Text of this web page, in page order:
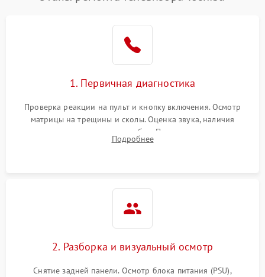
1. Первичная диагностика
Проверка реакции на пульт и кнопку включения. Осмотр
матрицы на трещины и сколы. Оценка звука, наличия
подсветки и индикаторов ошибок. Подключение тестовых
источников сигнала для выявления симптомов поломки.
Подробнее
2. Разборка и визуальный осмотр
Снятие задней панели. Осмотр блока питания (PSU),